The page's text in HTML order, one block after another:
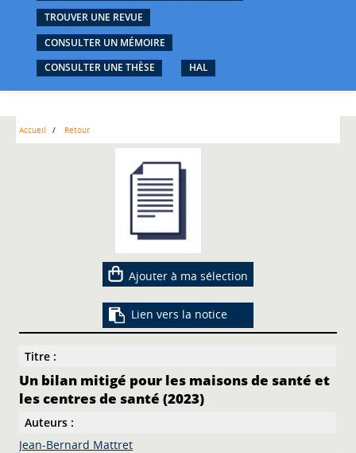
TROUVER UNE REVUE
CONSULTER UN MÉMOIRE
CONSULTER UNE THÈSE
HAL
Accueil Retour
Ajouter à ma sélection
Lien vers la notice
Titre :
Un bilan mitigé pour les maisons de santé et
les centres de santé (2023)
Auteurs :
Jean-Bernard Mattret